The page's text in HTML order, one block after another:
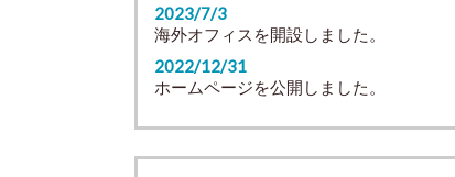
2023/7/3
海外オフィスを開設しました。
2022/12/31
ホームページを公開しました。